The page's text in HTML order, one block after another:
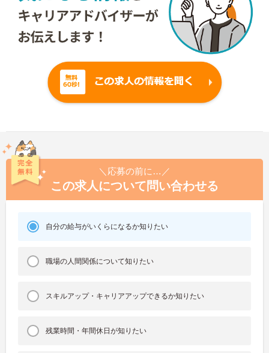
＼応募の前に…／
この求人について問い合わせる
自分の給与がいくらになるか知りたい
職場の人間関係について知りたい
スキルアップ・キャリアアップできるか知りたい
残業時間・年間休日が知りたい